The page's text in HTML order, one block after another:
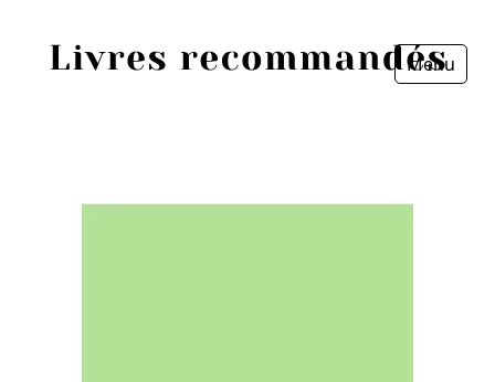
Menu
Fermer